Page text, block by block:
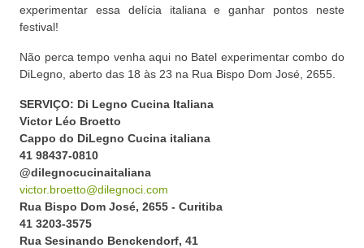
experimentar essa delícia italiana e ganhar pontos neste
festival!
Não perca tempo venha aqui no Batel experimentar combo do
DiLegno, aberto das 18 às 23 na Rua Bispo Dom José, 2655.
SERVIÇO: Di Legno Cucina Italiana
Victor Léo Broetto
Cappo do DiLegno Cucina italiana
41 98437-0810
@dilegnocucinaitaliana
victor.broetto@dilegnoci.com
Rua Bispo Dom José, 2655 - Curitiba
41 3203-3575
Rua Sesinando Benckendorf, 41